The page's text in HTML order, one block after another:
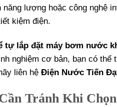
lượng hoặc công nghệ
kiệm điện.
tự lắp đặt máy bơm nước
nghiệm cơ bản, bạn có
liên hệ Điện Nước Tiến
Tránh Khi